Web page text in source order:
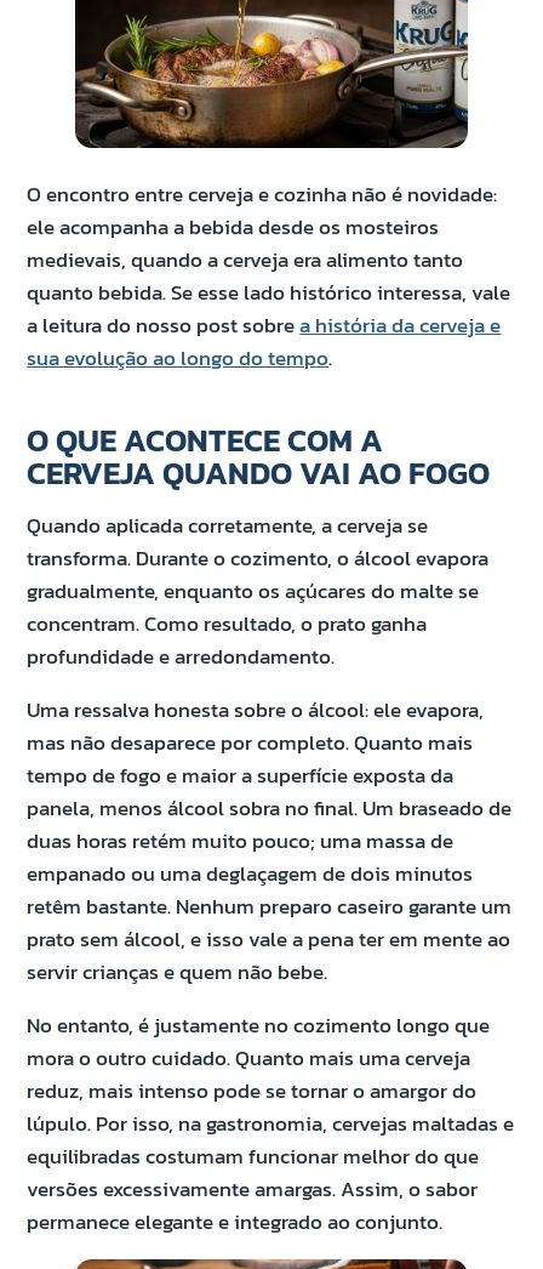
O encontro entre cerveja e cozinha não é novidade:
ele acompanha a bebida desde os mosteiros
medievais, quando a cerveja era alimento tanto
quanto bebida. Se esse lado histórico interessa, vale
a leitura do nosso post sobrea história da cerveja e
sua evolução ao longo do tempo.
O QUE ACONTECE COM A
CERVEJA QUANDO VAI AO FOGO
Quando aplicada corretamente, a cerveja se
transforma. Durante o cozimento, o álcool evapora
gradualmente, enquanto os açúcares do malte se
concentram. Como resultado, o prato ganha
profundidade e arredondamento.
Uma ressalva honesta sobre o álcool: ele evapora,
mas não desaparece por completo. Quanto mais
tempo de fogo e maior a superfície exposta da
panela, menos álcool sobra no final. Um braseado de
duas horas retém muito pouco; uma massa de
empanado ou uma deglaçagem de dois minutos
retêm bastante. Nenhum preparo caseiro garante um
prato sem álcool, e isso vale a pena ter em mente ao
servir crianças e quem não bebe.
No entanto, é justamente no cozimento longo que
mora o outro cuidado. Quanto mais uma cerveja
reduz, mais intenso pode se tornar o amargor do
lúpulo. Por isso, na gastronomia, cervejas maltadas e
equilibradas costumam funcionar melhor do que
versões excessivamente amargas. Assim, o sabor
permanece elegante e integrado ao conjunto.